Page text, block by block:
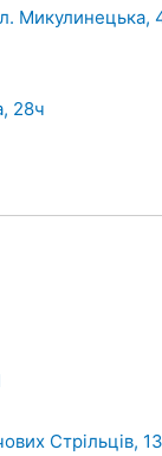
Микулинецька,
28ч
Стрільців, 13